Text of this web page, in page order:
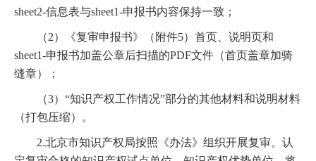
sheet2-信息表与sheet1-申报书内容保持一致；
（2）《复审申报书》（附件5）首页、说明页和
sheet1-申报书加盖公章后扫描的PDF文件（首页盖章加骑
缝章）；
（3）“知识产权工作情况”部分的其他材料和说明材料
（打包压缩）。
2.北京市知识产权局按照《办法》组织开展复审。认